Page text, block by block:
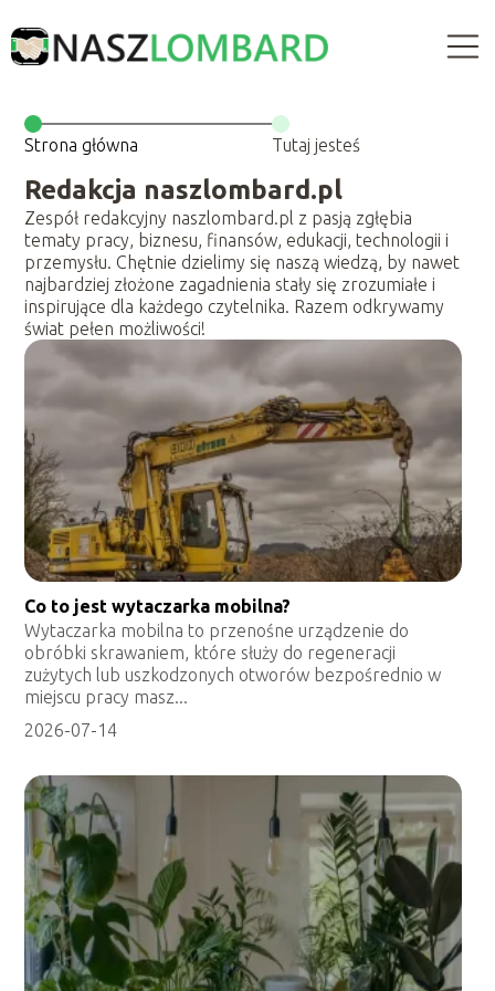
Strona główna Tutaj jesteś
Redakcja naszlombard.pl
Zespół redakcyjny naszlombard.pl z pasją zgłębia
tematy pracy, biznesu, finansów, edukacji, technologii i
przemysłu. Chętnie dzielimy się naszą wiedzą, by nawet
najbardziej złożone zagadnienia stały się zrozumiałe i
inspirujące dla każdego czytelnika. Razem odkrywamy
świat pełen możliwości!
Co to jest wytaczarka mobilna?
Wytaczarka mobilna to przenośne urządzenie do
obróbki skrawaniem, które służy do regeneracji
zużytych lub uszkodzonych otworów bezpośrednio w
miejscu pracy masz...
2026-07-14